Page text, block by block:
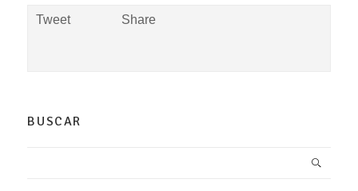
Tweet Share
BUSCAR